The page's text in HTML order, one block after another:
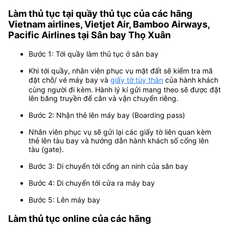
Làm thủ tục tại quầy thủ tục của các hãng
Vietnam airlines, Vietjet Air, Bamboo Airways,
Pacific Airlines tại Sân bay Thọ Xuân
Bước 1: Tới quầy làm thủ tục ở sân bay
Khi tới quầy, nhân viên phục vụ mặt đất sẽ kiểm tra mã
đặt chỗ/ vé máy bay và giấy tờ tùy thân của hành khách
cùng người đi kèm. Hành lý kí gửi mang theo sẽ được đặt
lên băng truyền để cân và vận chuyển riêng.
Bước 2: Nhận thẻ lên máy bay (Boarding pass)
Nhân viên phục vụ sẽ gửi lại các giấy tờ liên quan kèm
thẻ lên tàu bay và hướng dẫn hành khách số cổng lên
tàu (gate).
Bước 3: Di chuyển tới cổng an ninh của sân bay
Bước 4: Di chuyển tới cửa ra máy bay
Bước 5: Lên máy bay
Làm thủ tục online của các hãng